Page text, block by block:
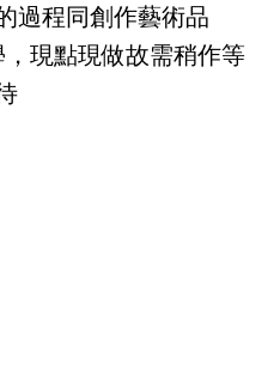
過程同創作藝術品
現點現做故需稍作等